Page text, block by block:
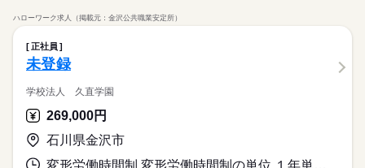
ハローワーク求人（掲載元：金沢公共職業安定所）
正社員
未登録
学校法人 久直学園
269,000円
石川県金沢市
変形労働時間制 変形労働時間制の単位 １年単位 就業時間１ 8時00分〜17時00分 就業時間２ 7時00分〜16時00分 就業時間３ 10時00分〜19時00分